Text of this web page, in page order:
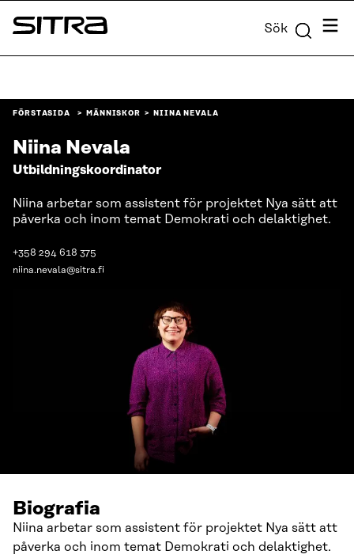
Skip to
content
Sitra Sök Meny
FÖRSTASIDA MÄNNISKOR NIINA NEVALA
Niina Nevala
Utbildningskoordinator
Niina arbetar som assistent för projektet Nya sätt att
påverka och inom temat Demokrati och delaktighet.
+358 294 618 375
niina.nevala@sitra.fi
Biografia
Niina arbetar som assistent för projektet Nya sätt att
påverka och inom temat Demokrati och delaktighet.